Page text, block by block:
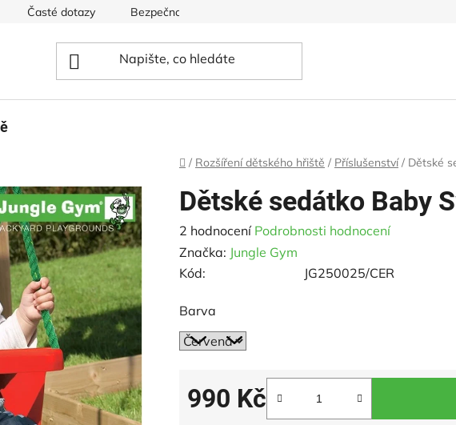
Časté dotazy Bezpečnost hřišť Řezivo
Domů
/ Rozšíření dětského hřiště / Příslušenství / Dětské
Dětské sedátko Baby
Průměrné
hodnocení
produktu
4,5
z
2 hodnocení Podrobnosti hodnocení
Značka: Jungle Gym
Kód:
JG250025/CER
Barva
990 Kč